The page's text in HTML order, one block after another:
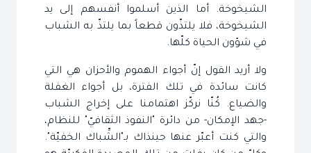
الشيخوخة. أما الذين أسلموا أنفسهم إلى يد
الشيخوخة، فلا يلتذّون قطعاً بما يلتذّ به الشباب
في شؤون الحياة كلّها.
ولا أريد القول إنّ أجواء الهموم والأحزان هي التي
كانت سائدة في تلك الفترة، بل أجواء الغفلة
والضياع. كُنّا نركّز اهتمامنا على إخراج الشباب
-جهد الإمكان- من دائرة "النفوذ الثقافيّ" للنظام،
والتي كنت أعبّر عنها حينذاك بـ"الشِّباك الخفيّة".